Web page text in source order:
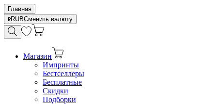
Главная
RUBСменить валюту
Магазин
Импринты
Бестселлеры
Бесплатные
Скидки
Подборки